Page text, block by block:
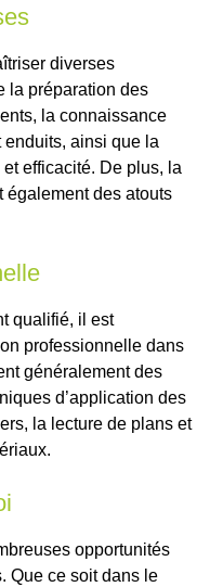
diverses
la préparation des
la connaissance
enduits, ainsi que la
efficacité. De plus, la
également des atouts
qualifié, il est
professionnelle dans
généralement des
d’application des
la lecture de plans et
opportunités
Que ce soit dans le